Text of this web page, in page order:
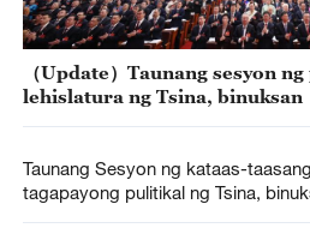
（Update）Taunang sesyon
lehislatura ng Tsina, binuksan
Taunang Sesyon ng kataas-
tagapayong pulitikal ng Tsina,